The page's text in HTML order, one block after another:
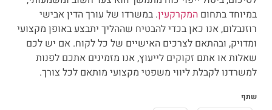
במיוחד בתחום המקרקעין. במשרדו של עורך הדין אבישי
רוזנבלום, אנו כאן בכדי להבטיח שההליך יתבצע באופן מקצועי
ומדויק, ובהתאם לצרכים האישיים של כל לקוח. אם יש לכם
שאלות או אתם זקוקים לייעוץ, אנו מזמינים אתכם לפנות
למשרדנו לקבלת ליווי משפטי מקצועי מותאם לכל צורך.
שתף